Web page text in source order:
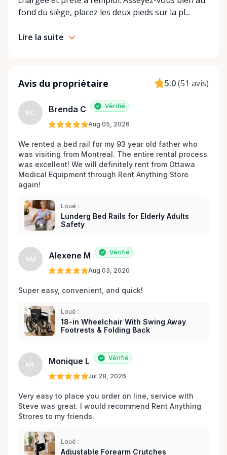
bring a smile to your face, recognizing that quality
service is the cornerstone of any rental experience.
partners in health, dedicated to going the extra mile
Trust Ottawa Medical Equipment Rentals to be
there for you, because helping you regain your
independence and improve your quality of life is
more than our business—it's our mission. Connect
with us today and discover a world of medical
equipment support just a phone call or click away. .
fond du siège, placez les deux pieds sur la pl...
Lire la suite
Avis du propriétaire 5.0(51 avis)
BC Brenda C Vérifié
Aug 05, 2026
We rented a bed rail for my 93 year old father who
was visiting from Montreal. The entire rental process
was excellent! We will definitely rent from Ottawa
Medical Equipment through Rent Anything Store
again!
Loué :
Lunderg Bed Rails for Elderly Adults
Safety
AM Alexene M Vérifié
Aug 03, 2026
Super easy, convenient, and quick!
Loué :
18-in Wheelchair With Swing Away
Footrests & Folding Back
ML Monique L Vérifié
Jul 28, 2026
Very easy to place you order on line, service with
Steve was great. I would recommend Rent Anything
Strores to my friends.
Loué :
Adjustable Forearm Crutches